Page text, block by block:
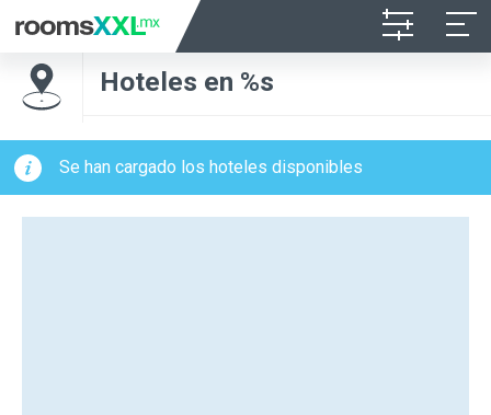
Hoteles en %s
Se han cargado los hoteles disponibles